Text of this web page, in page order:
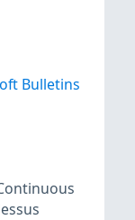
Bulletins